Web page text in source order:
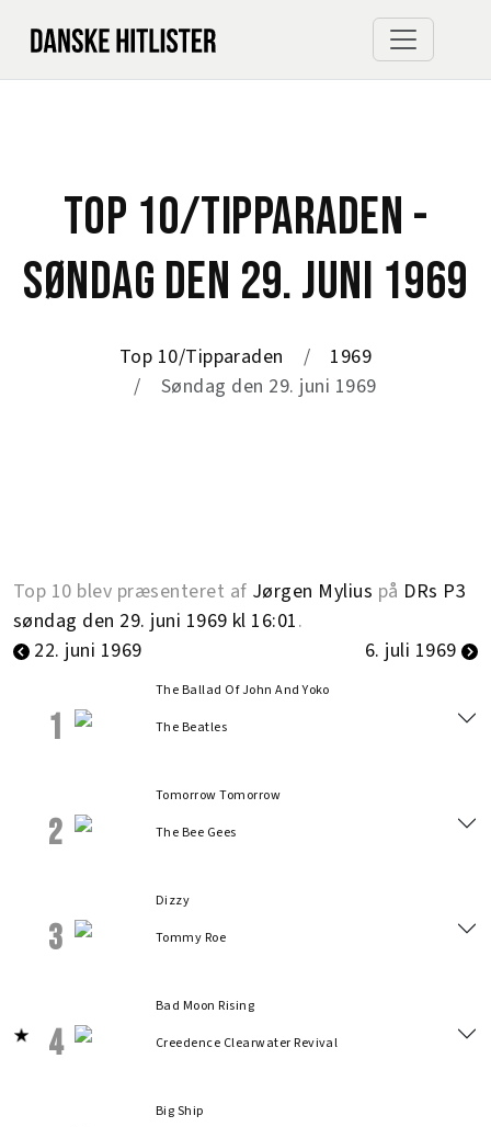
TOP 10/TIPPARADEN -
SØNDAG DEN 29. JUNI 1969
Top 10/Tipparaden
1969
Søndag den 29. juni 1969
Top 10 blev præsenteret af Jørgen Mylius på DRs P3
søndag den 29. juni 1969 kl 16:01.
22. juni 1969
6. juli 1969
1
The Ballad Of John And Yoko
The Beatles
2
Tomorrow Tomorrow
The Bee Gees
3
Dizzy
Tommy Roe
4
Bad Moon Rising
Creedence Clearwater Revival
Big Ship